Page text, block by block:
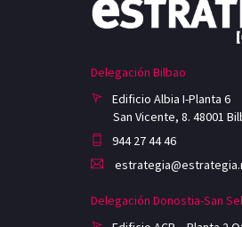
Delegación Bilbao
Edificio Albia I-Planta 6
San Vicente, 8. 48001
944 27 44 46
Delegación Donostia-San